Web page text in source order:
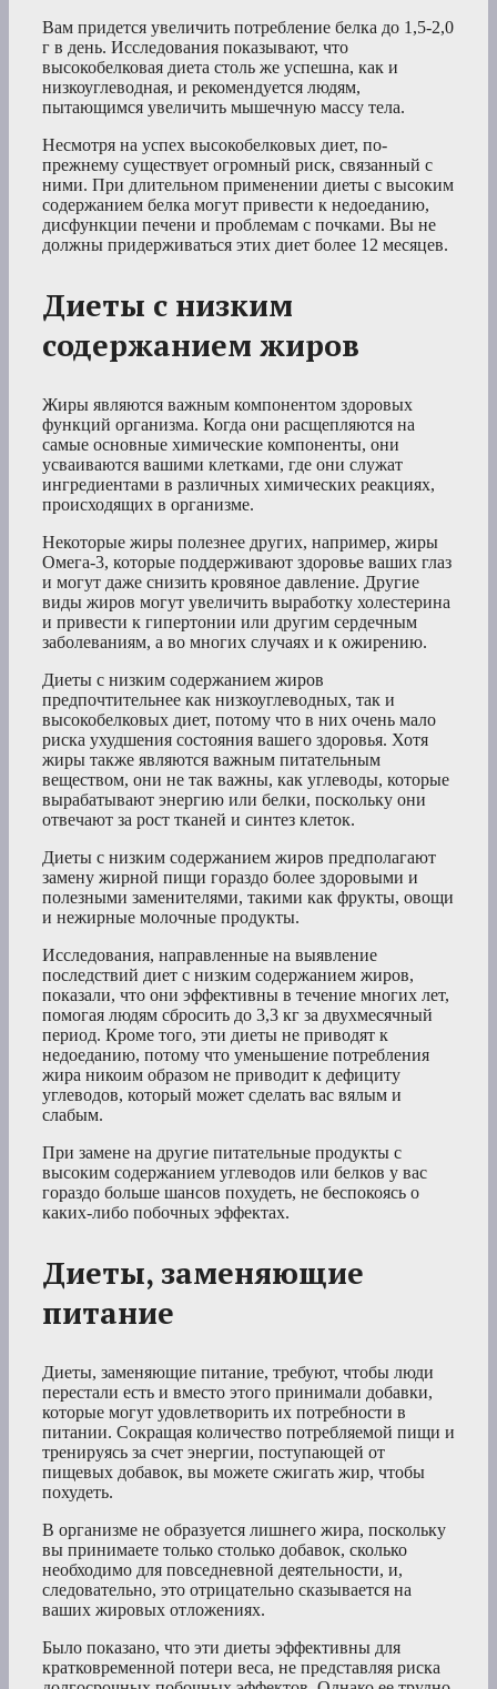
Вам придется увеличить потребление белка до 1,5-2,0
г в день. Исследования показывают, что
высокобелковая диета столь же успешна, как и
низкоуглеводная, и рекомендуется людям,
пытающимся увеличить мышечную массу тела.
Несмотря на успех высокобелковых диет, по-
прежнему существует огромный риск, связанный с
ними. При длительном применении диеты с высоким
содержанием белка могут привести к недоеданию,
дисфункции печени и проблемам с почками. Вы не
должны придерживаться этих диет более 12 месяцев.
Диеты с низким
содержанием жиров
Жиры являются важным компонентом здоровых
функций организма. Когда они расщепляются на
самые основные химические компоненты, они
усваиваются вашими клетками, где они служат
ингредиентами в различных химических реакциях,
происходящих в организме.
Некоторые жиры полезнее других, например, жиры
Омега-3, которые поддерживают здоровье ваших глаз
и могут даже снизить кровяное давление. Другие
виды жиров могут увеличить выработку холестерина
и привести к гипертонии или другим сердечным
заболеваниям, а во многих случаях и к ожирению.
Диеты с низким содержанием жиров
предпочтительнее как низкоуглеводных, так и
высокобелковых диет, потому что в них очень мало
риска ухудшения состояния вашего здоровья. Хотя
жиры также являются важным питательным
веществом, они не так важны, как углеводы, которые
вырабатывают энергию или белки, поскольку они
отвечают за рост тканей и синтез клеток.
Диеты с низким содержанием жиров предполагают
замену жирной пищи гораздо более здоровыми и
полезными заменителями, такими как фрукты, овощи
и нежирные молочные продукты.
Исследования, направленные на выявление
последствий диет с низким содержанием жиров,
показали, что они эффективны в течение многих лет,
помогая людям сбросить до 3,3 кг за двухмесячный
период. Кроме того, эти диеты не приводят к
недоеданию, потому что уменьшение потребления
жира никоим образом не приводит к дефициту
углеводов, который может сделать вас вялым и
слабым.
При замене на другие питательные продукты с
высоким содержанием углеводов или белков у вас
гораздо больше шансов похудеть, не беспокоясь о
каких-либо побочных эффектах.
Диеты, заменяющие
питание
Диеты, заменяющие питание, требуют, чтобы люди
перестали есть и вместо этого принимали добавки,
которые могут удовлетворить их потребности в
питании. Сокращая количество потребляемой пищи и
тренируясь за счет энергии, поступающей от
пищевых добавок, вы можете сжигать жир, чтобы
похудеть.
В организме не образуется лишнего жира, поскольку
вы принимаете только столько добавок, сколько
необходимо для повседневной деятельности, и,
следовательно, это отрицательно сказывается на
ваших жировых отложениях.
Было показано, что эти диеты эффективны для
кратковременной потери веса, не представляя риска